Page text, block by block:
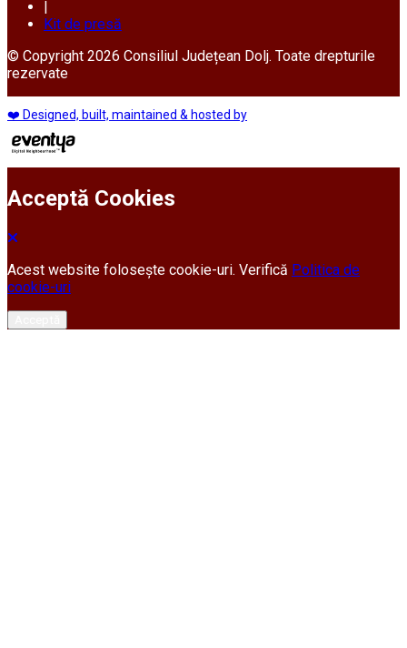
Kit de presă
© Copyright 2026 Consiliul Județean Dolj. Toate drepturile
rezervate
❤️ Designed, built, maintained & hosted by
Acceptă Cookies
Acest website folosește cookie-uri. Verifică Politica de
cookie-uri